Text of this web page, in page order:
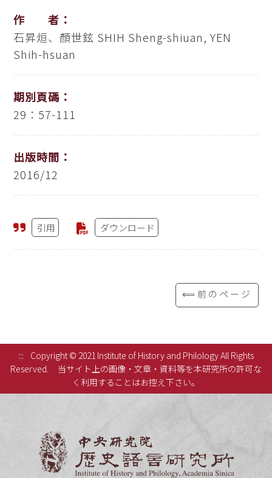
作 者：
石昇烜、顏世鉉 SHIH Sheng-shiuan, YEN
Shih-hsuan
期別頁碼：
29：57-111
出版時間：
2016/12
引用 ダウンロード
⟸前のページ
:::
Copyright © 2021 Institute of History and Philology All Rights
Reserved.
当サイト上の画像・文章・資料等を本研究所の許可な
く利用することはお控え下さい。